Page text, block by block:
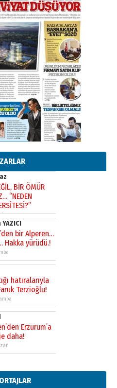
daha!
köşe taşları
ERKON’da
aşağı
şehir, bir
kimin
BİR ÖMÜR
“NEDEN
bir Alperen…
Hakka yürüdü.!
hatıralarıyla
Terzioğlu!
Erzurum’a
daha!
köşe taşları